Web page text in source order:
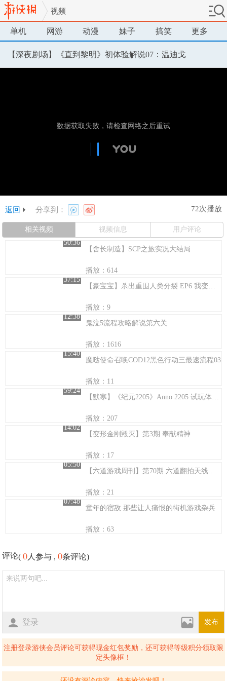
视频
单机 网游 动漫 妹子 搞笑 更多
【深夜剧场】《直到黎明》初体验解说07：温迪戈
返回 分享到： 72次播放
相关视频 视频信息
用户评论
50:36
【舍长制造】SCP之旅实况大结局
播放：614
37:15
【豪宝宝】杀出重围人类分裂 EP6 我变成局长啦！
播放：9
12:38
鬼泣5流程攻略解说第六关
播放：1616
15:40
魔哒使命召唤COD12黑色行动三最速流程03
播放：11
59:24
【默寒】《纪元2205》Anno 2205 试玩体验【带你领略200年后的地球发展与月球开发】
播放：207
14:02
【变形金刚毁灭】第3期 奉献精神
播放：17
05:50
【六道游戏周刊】第70期 六道翻拍天线宝宝！
播放：21
07:48
童年的宿敌 那些让人痛恨的街机游戏杂兵
播放：63
评论(0 人参与 ,0条评论)
登录 发布
注册登录游侠会员评论可获得现金红包奖励，还可获得等级积分领取限
定头像框！